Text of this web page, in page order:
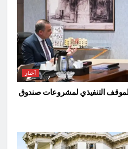
أخبار
التنفيذي لمشروعات صندوق